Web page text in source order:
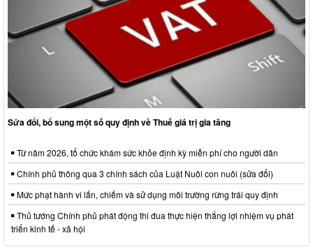
Sửa đổi, bổ sung một số quy định về Thuế giá trị gia tăng
Từ năm 2026, tổ chức khám sức khỏe định kỳ miễn phí cho người dân
Chính phủ thông qua 3 chính sách của Luật Nuôi con nuôi (sửa đổi)
Mức phạt hành vi lấn, chiếm và sử dụng môi trường rừng trái quy định
Thủ tướng Chính phủ phát động thi đua thực hiện thắng lợi nhiệm vụ phát
triển kinh tế - xã hội